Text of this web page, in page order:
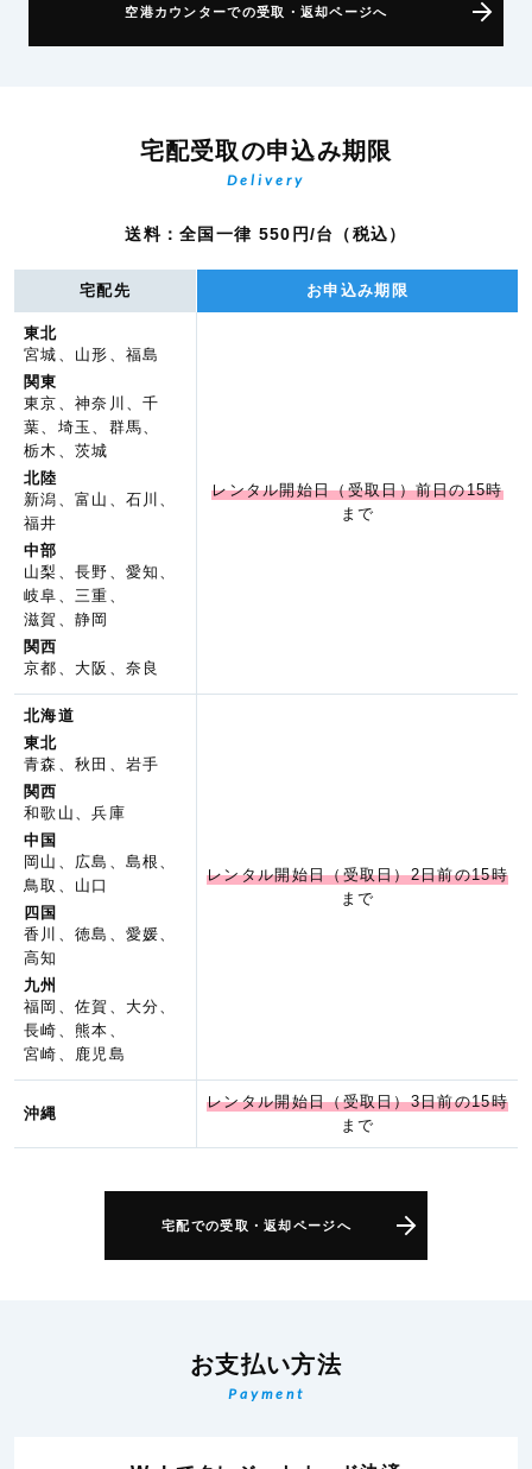
空港カウンターでの受取・返却ページへ
宅配受取の申込み期限
Delivery
送料：全国一律 550円/台（税込）
宅配先 お申込み期限
東北
宮城、山形、福島
関東
東京、神奈川、千
葉、埼玉、群馬、
栃木、茨城
北陸
新潟、富山、石川、
福井
中部
山梨、長野、愛知、
岐阜、三重、
滋賀、静岡
関西
京都、大阪、奈良
レンタル開始日（受取日）前日の15時
まで
北海道
東北
青森、秋田、岩手
関西
和歌山、兵庫
中国
岡山、広島、島根、
鳥取、山口
四国
香川、徳島、愛媛、
高知
九州
福岡、佐賀、大分、
長崎、熊本、
宮崎、鹿児島
レンタル開始日（受取日）2日前の15時
まで
沖縄
レンタル開始日（受取日）3日前の15時
まで
宅配での受取・返却ページへ
お支払い方法
Payment